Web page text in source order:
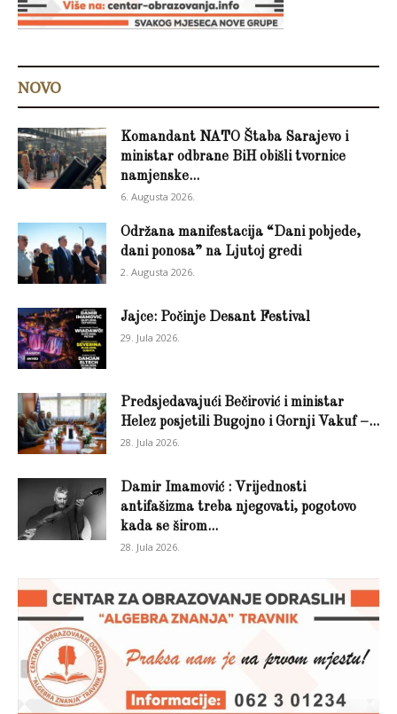
NOVO
Komandant NATO Štaba Sarajevo i
ministar odbrane BiH obišli tvornice
namjenske...
6. Augusta 2026.
Održana manifestacija “Dani pobjede,
dani ponosa” na Ljutoj gredi
2. Augusta 2026.
Jajce: Počinje Desant Festival
29. Jula 2026.
Predsjedavajući Bečirović i ministar
Helez posjetili Bugojno i Gornji Vakuf –...
28. Jula 2026.
Damir Imamović : Vrijednosti
antifašizma treba njegovati, pogotovo
kada se širom...
28. Jula 2026.